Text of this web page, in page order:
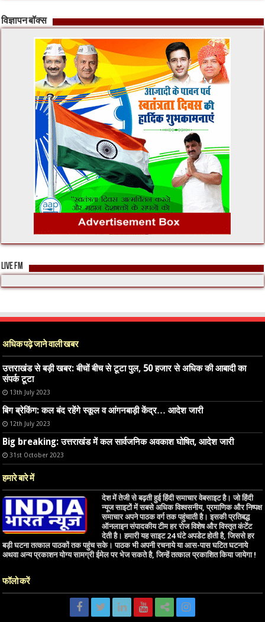
विज्ञापन बॉक्स
LIVE FM
अधिक पढ़े जाने वाली खबर
उत्तराखंड से बड़ी खबर: बीचों बीच से टूटा पुल, 50 हजार से अधिक की आबादी का
संपर्क टूटा
13th July 2023
बिग ब्रेकिंग: कल बंद रहेंगे स्कूल व आंगनबाड़ी केंद्र… आदेश जारी
12th July 2023
Big breaking: उत्तराखंड में कल सार्वजनिक अवकाश घोषित, आदेश जारी
31st October 2023
हमारे बारे में
देश में तेजी से बढ़ती हुई हिंदी समाचार वेबसाइट है। जो हिंदी
न्यूज साइटों में सबसे अधिक विश्वसनीय, प्रमाणिक और निष्पक्ष
समाचार अपने पाठक वर्ग तक पहुंचाती है। इसकी प्रतिबद्ध
ऑनलाइन संपादकीय टीम हर रोज विशेष और विस्तृत कंटेंट
देती है। हमारी यह साइट 24 घंटे अपडेट होती है, जिससे हर
बड़ी घटना तत्काल पाठकों तक पहुंच सके। पाठक भी अपनी रचनाये या आस-पास घटित घटनाये
अथवा अन्य प्रकाशन योग्य सामग्री ईमेल पर भेज सकते है, जिन्हें तत्काल प्रकाशित किया जायेगा !
फॉलो करें